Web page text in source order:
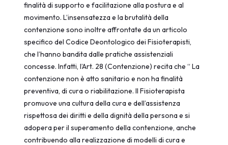
finalità di supporto e facilitazione alla postura e al
movimento. L’insensatezza e la brutalità della
contenzione sono inoltre affrontate da un articolo
specifico del Codice Deontologico dei Fisioterapisti,
che l’hanno bandita dalle pratiche assistenziali
concesse. Infatti, l’Art. 28 (Contenzione) recita che “ La
contenzione non è atto sanitario e non ha finalità
preventiva, di cura o riabilitazione. Il Fisioterapista
promuove una cultura della cura e dell’assistenza
rispettosa dei diritti e della dignità della persona e si
adopera per il superamento della contenzione, anche
contribuendo alla realizzazione di modelli di cura e